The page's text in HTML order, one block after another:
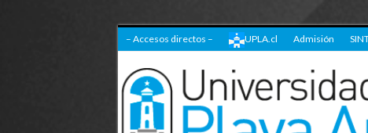
– Accesos directos – UPLA.cl Admisión